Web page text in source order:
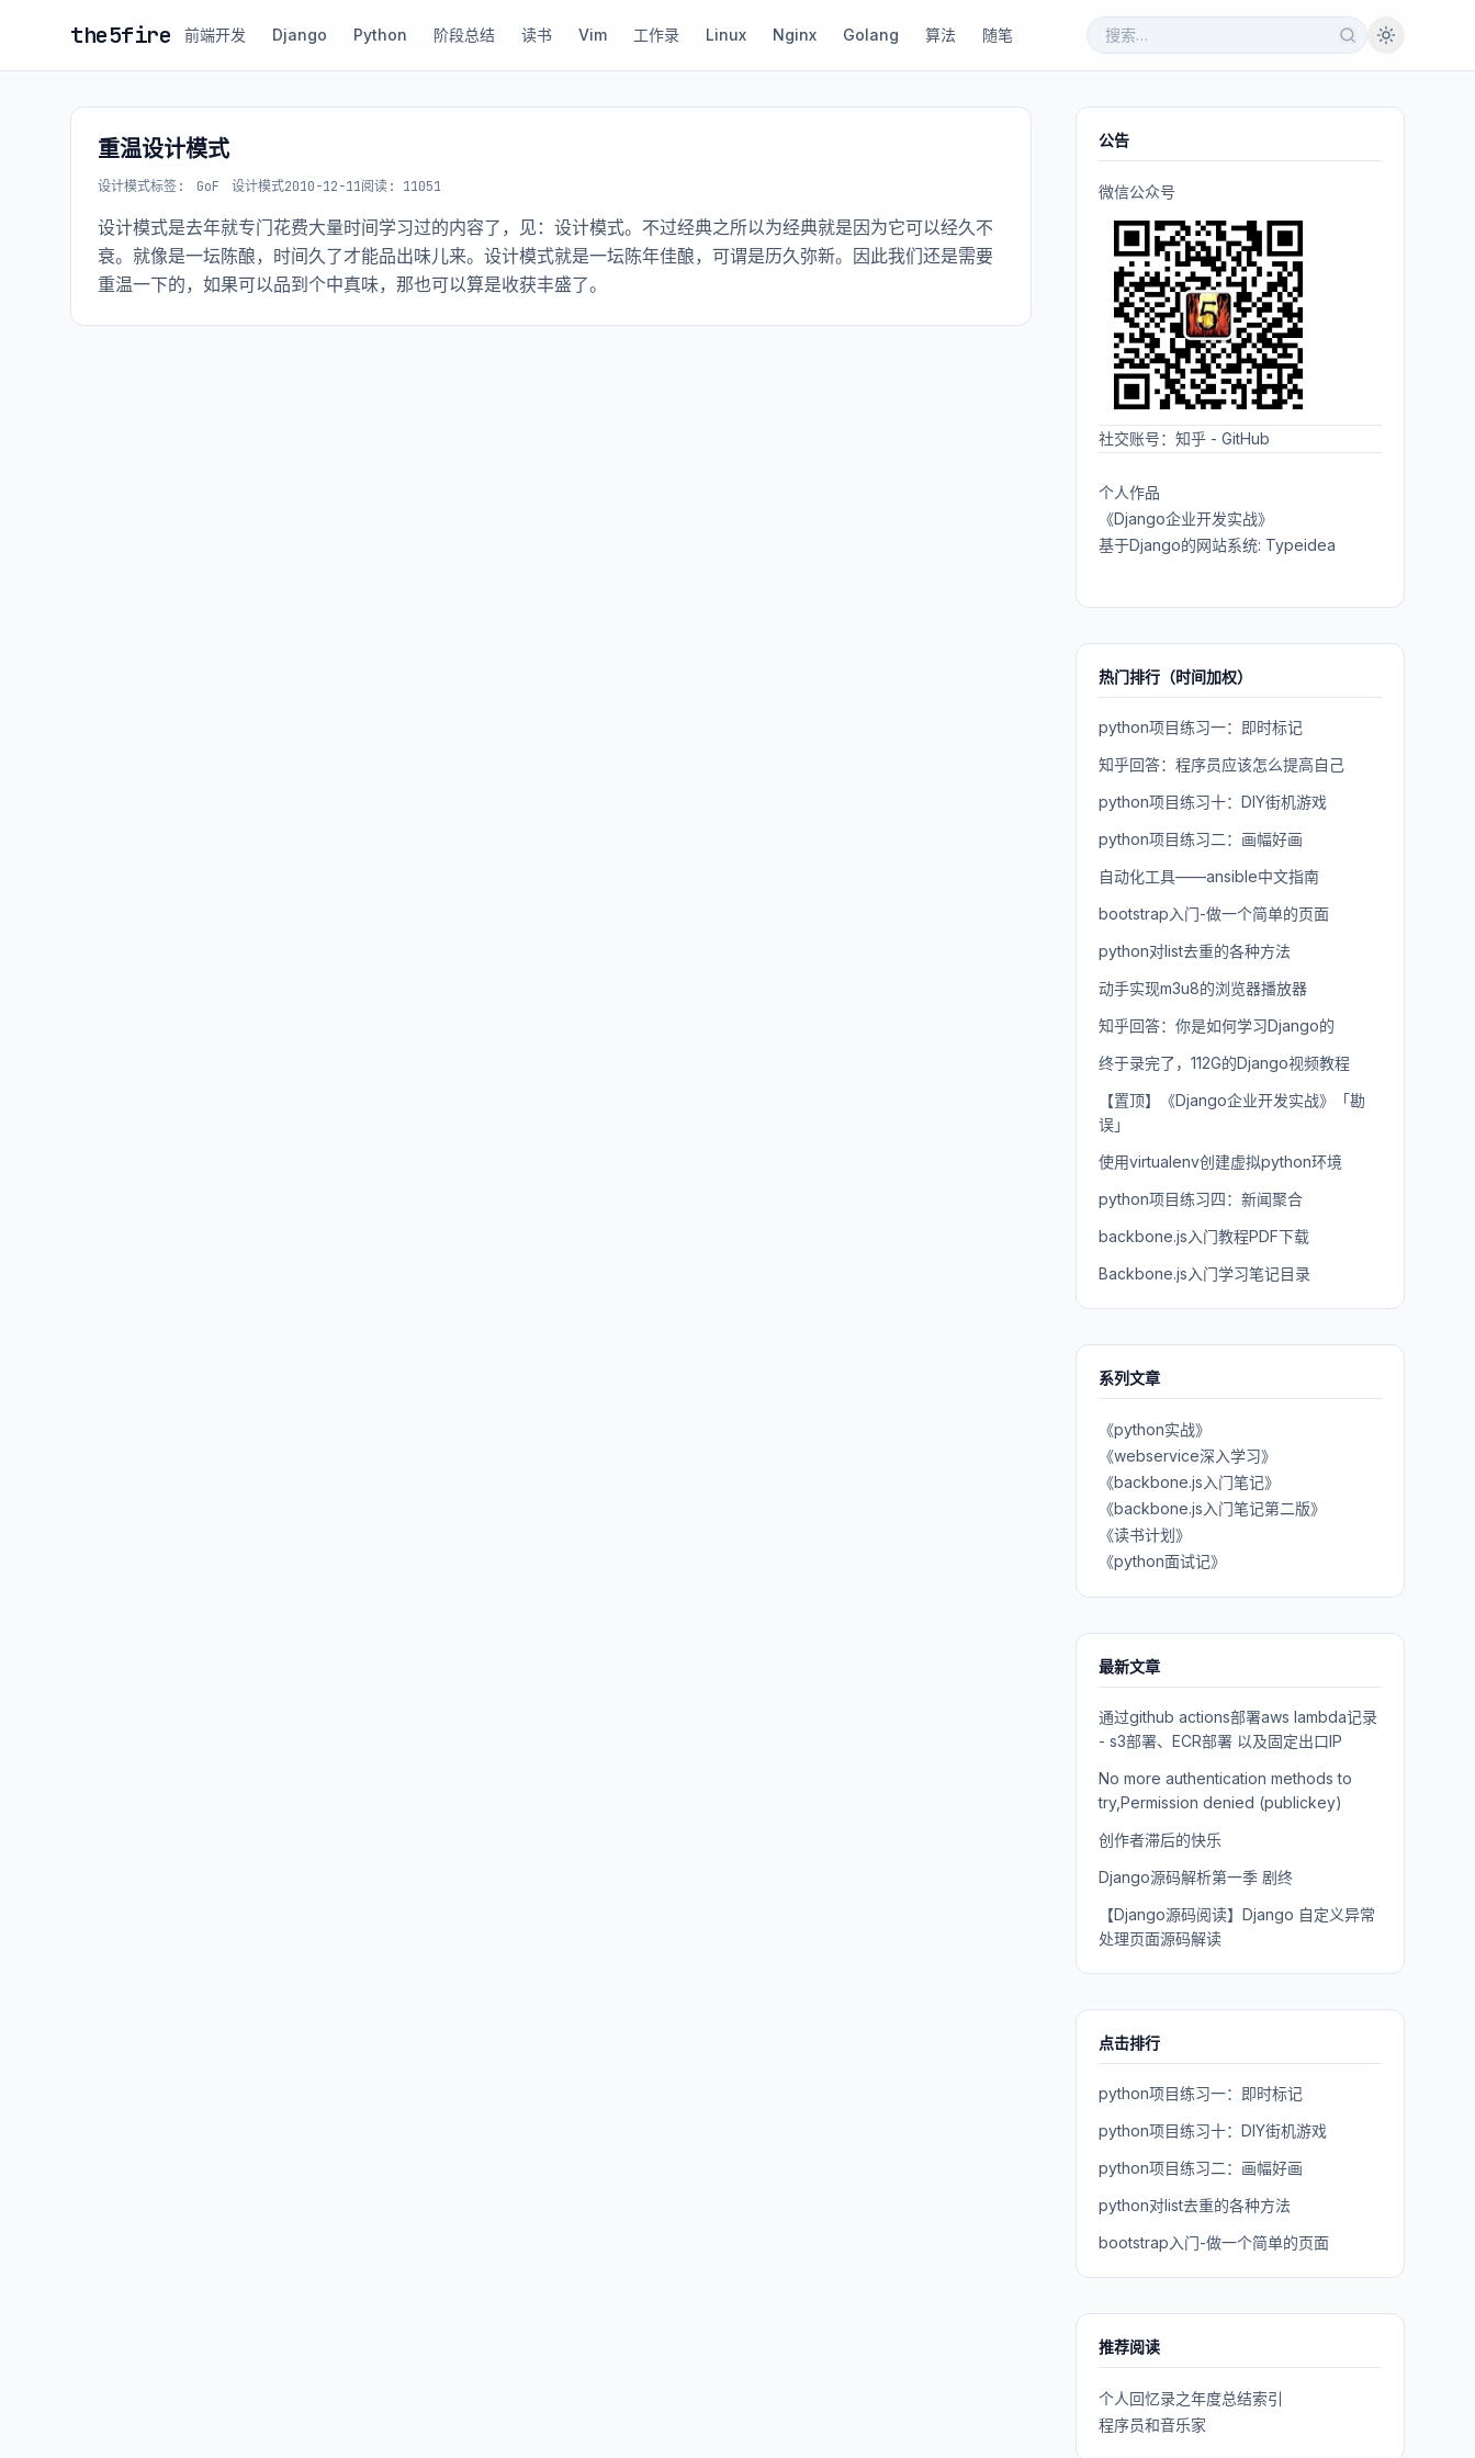
the5fire 前端开发 Django Python 阶段总结 读书 Vim 工作录 Linux Nginx Golang 算法 随笔
重温设计模式
设计模式标签: GoF 设计模式2010-12-11阅读: 11051
设计模式是去年就专门花费大量时间学习过的内容了，见：设计模式。不过经典之所以为经典就是因为它可以经久不
衰。就像是一坛陈酿，时间久了才能品出味儿来。设计模式就是一坛陈年佳酿，可谓是历久弥新。因此我们还是需要
重温一下的，如果可以品到个中真味，那也可以算是收获丰盛了。
公告
微信公众号
社交账号： 知乎 - GitHub
个人作品
《Django企业开发实战》
基于Django的网站系统: Typeidea
热门排行（时间加权）
python项目练习一：即时标记
知乎回答：程序员应该怎么提高自己
python项目练习十：DIY街机游戏
python项目练习二：画幅好画
自动化工具——ansible中文指南
bootstrap入门-做一个简单的页面
python对list去重的各种方法
动手实现m3u8的浏览器播放器
知乎回答：你是如何学习Django的
终于录完了，112G的Django视频教程
【置顶】《Django企业开发实战》「勘
误」
使用virtualenv创建虚拟python环境
python项目练习四：新闻聚合
backbone.js入门教程PDF下载
Backbone.js入门学习笔记目录
系列文章
《python实战》
《webservice深入学习》
《backbone.js入门笔记》
《backbone.js入门笔记第二版》
《读书计划》
《python面试记》
最新文章
通过github actions部署aws lambda记录
- s3部署、ECR部署 以及固定出口IP
No more authentication methods to
try,Permission denied (publickey)
创作者滞后的快乐
Django源码解析第一季 剧终
【Django源码阅读】Django 自定义异常
处理页面源码解读
点击排行
python项目练习一：即时标记
python项目练习十：DIY街机游戏
python项目练习二：画幅好画
python对list去重的各种方法
bootstrap入门-做一个简单的页面
推荐阅读
个人回忆录之年度总结索引
程序员和音乐家